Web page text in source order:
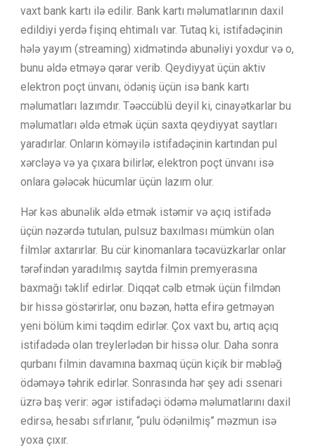
vaxt bank kartı ilə edilir. Bank kartı məlumatlarının daxil
edildiyi yerdə fişinq ehtimalı var. Tutaq ki, istifadəçinin
hələ yayım (streaming) xidmətində abunəliyi yoxdur və o,
bunu əldə etməyə qərar verib. Qeydiyyat üçün aktiv
elektron poçt ünvanı, ödəniş üçün isə bank kartı
məlumatları lazımdır. Təəccüblü deyil ki, cinayətkarlar bu
məlumatları əldə etmək üçün saxta qeydiyyat saytları
yaradırlar. Onların köməyilə istifadəçinin kartından pul
xərcləyə və ya çıxara bilirlər, elektron poçt ünvanı isə
onlara gələcək hücumlar üçün lazım olur.
Hər kəs abunəlik əldə etmək istəmir və açıq istifadə
üçün nəzərdə tutulan, pulsuz baxılması mümkün olan
filmlər axtarırlar. Bu cür kinomanlara təcavüzkarlar onlar
tərəfindən yaradılmış saytda filmin premyerasına
baxmağı təklif edirlər. Diqqət cəlb etmək üçün filmdən
bir hissə göstərirlər, onu bəzən, hətta efirə getməyən
yeni bölüm kimi təqdim edirlər. Çox vaxt bu, artıq açıq
istifadədə olan treylerlədən bir hissə olur. Daha sonra
qurbanı filmin davamına baxmaq üçün kiçik bir məbləğ
ödəməyə təhrik edirlər. Sonrasında hər şey adi ssenari
üzrə baş verir: əgər istifadəçi ödəmə məlumatlarını daxil
edirsə, hesabı sıfırlanır, “pulu ödənilmiş” məzmun isə
yoxa çıxır.